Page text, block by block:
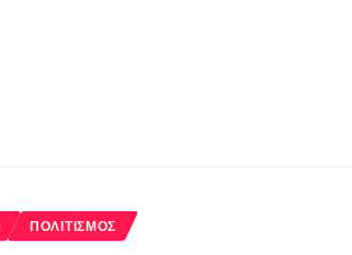
ΠΟΛΙΤΙΣΜΌΣ